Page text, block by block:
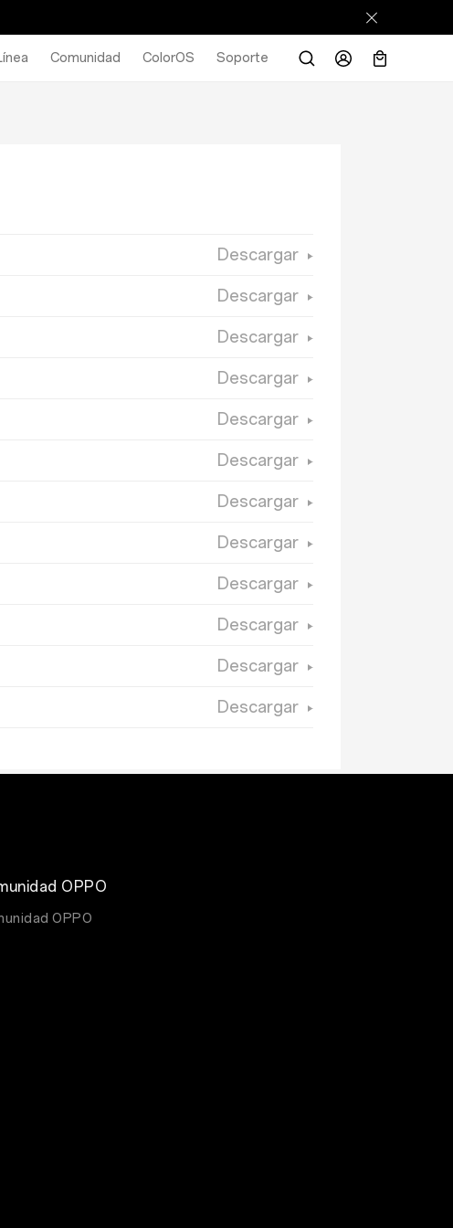
Comunidad ColorOS Soporte
Descargar
Descargar
Descargar
Descargar
Descargar
Descargar
Descargar
Descargar
Descargar
Descargar
Descargar
Descargar
OPPO
OPPO